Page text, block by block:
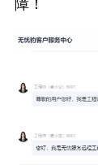
障！